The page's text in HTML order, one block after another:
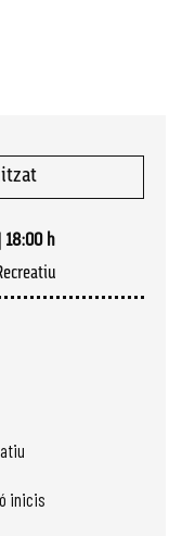
18:00 h
inicis